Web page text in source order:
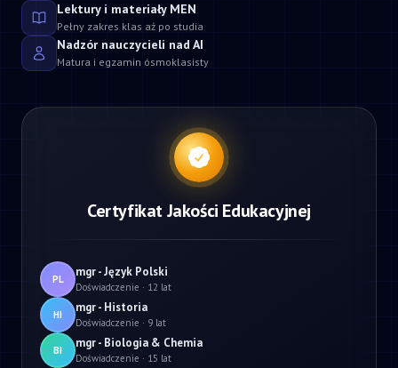
Lektury i materiały MEN
Pełny zakres klas aż po studia
Nadzór nauczycieli nad AI
Matura i egzamin ósmoklasisty
Certyfikat Jakości Edukacyjnej
PL mgr - Język Polski
Doświadczenie · 12 lat
HI mgr - Historia
Doświadczenie · 9 lat
BI mgr - Biologia & Chemia
Doświadczenie · 15 lat